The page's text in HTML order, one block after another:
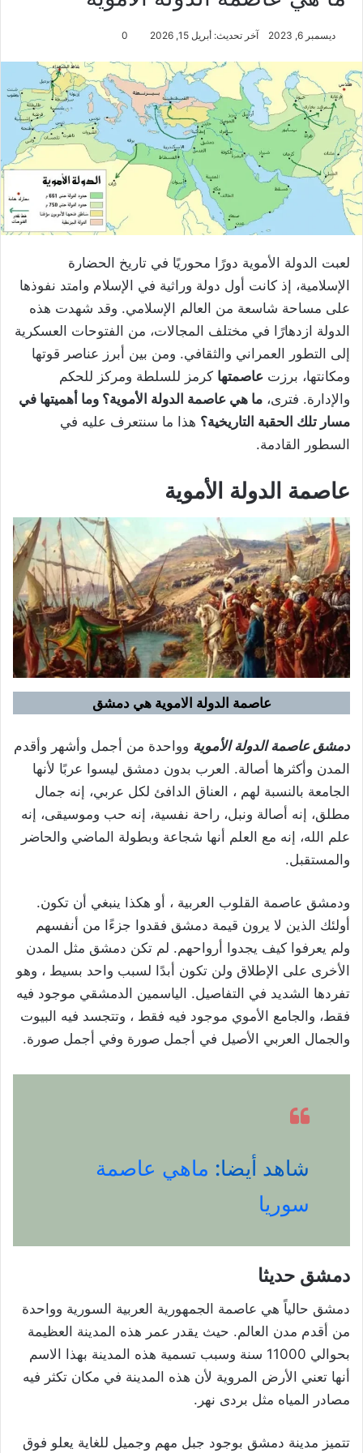
ديسمبر 6, 2023 آخر تحديث: أبريل 15, 2026 0
لعبت الدولة الأموية دورًا محوريًا في تاريخ الحضارة
الإسلامية، إذ كانت أول دولة وراثية في الإسلام وامتد نفوذها
على مساحة شاسعة من العالم الإسلامي. وقد شهدت هذه
الدولة ازدهارًا في مختلف المجالات، من الفتوحات العسكرية
إلى التطور العمراني والثقافي. ومن بين أبرز عناصر قوتها
ومكانتها، برزت عاصمتها كرمز للسلطة ومركز للحكم
والإدارة. فترى، ما هي عاصمة الدولة الأموية؟ وما أهميتها في
مسار تلك الحقبة التاريخية؟ هذا ما سنتعرف عليه في
السطور القادمة.
عاصمة الدولة الأموية
عاصمة الدولة الاموية هي دمشق
دمشق عاصمة الدولة الأموية وواحدة من أجمل وأشهر وأقدم
المدن وأكثرها أصالة. العرب بدون دمشق ليسوا عربًا لأنها
الجامعة بالنسبة لهم ، العناق الدافئ لكل عربي، إنه جمال
مطلق، إنه أصالة ونبل، راحة نفسية، إنه حب وموسيقى، إنه
علم الله، إنه مع العلم أنها شجاعة وبطولة الماضي والحاضر
والمستقبل.
ودمشق عاصمة القلوب العربية ، أو هكذا ينبغي أن تكون.
أولئك الذين لا يرون قيمة دمشق فقدوا جزءًا من أنفسهم
ولم يعرفوا كيف يجدوا أرواحهم. لم تكن دمشق مثل المدن
الأخرى على الإطلاق ولن تكون أبدًا لسبب واحد بسيط ، وهو
تفردها الشديد في التفاصيل. الياسمين الدمشقي موجود فيه
فقط، والجامع الأموي موجود فيه فقط ، وتتجسد فيه البيوت
والجمال العربي الأصيل في أجمل صورة وفي أجمل صورة.
شاهد أيضا: ماهي عاصمة
سوريا
دمشق حديثا
دمشق حالياً هي عاصمة الجمهورية العربية السورية وواحدة
من أقدم مدن العالم. حيث يقدر عمر هذه المدينة العظيمة
بحوالي 11000 سنة وسبب تسمية هذه المدينة بهذا الاسم
أنها تعني الأرض المروية لأن هذه المدينة في مكان تكثر فيه
مصادر المياه مثل بردى نهر.
تتميز مدينة دمشق بوجود جبل مهم وجميل للغاية يعلو فوق